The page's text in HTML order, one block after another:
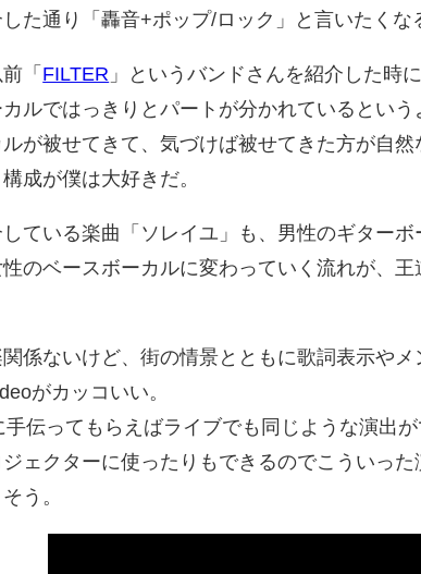
た通り「轟音+ポップ/ロック」と言いたくな
「 FILTER 」というバンドさんを紹介した時
ルではっきりとパートが分かれているとい
が被せてきて、気づけば被せてきた方が自
成が僕は大好きだ。
ている楽曲「ソレイユ」も、男性のギター
のベースボーカルに変わっていく流れが、
係ないけど、街の情景とともに歌詞表示や
がカッコいい。
手伝ってもらえばライブでも同じような演出
ェクターに使ったりもできるのでこういっ
う。